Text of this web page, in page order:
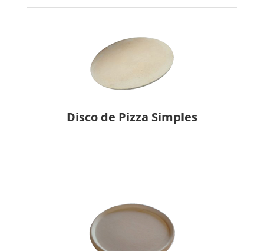
Disco de Pizza Simples